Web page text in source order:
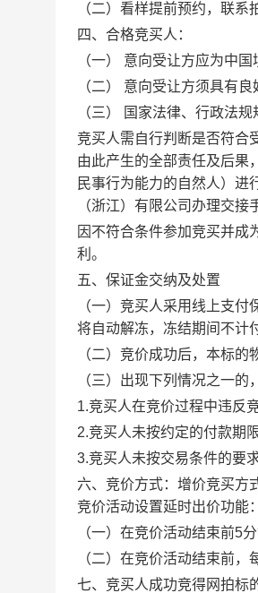
（二）看样提前预约，联系
四、合格竞买人：
（一） 意向受让方应为中
（二） 意向受让方须具有
（三） 国家法律、行政法规
竞买人需自行判断是否符合
由此产生的全部责任及后果
民事行为能力的自然人）进
（浙江）有限公司办理交
因不符合条件参加竞买并成
利。
五、保证金交纳及处置
（一）竞买人采用线上支
将自动解冻，冻结期间不计
（二）竞价成功后，本标
（三）出现下列情况之一的
1.竞买人在竞价过程中违反
2.竞买人未按约定的付款期
3.竞买人未按交易条件的要
六、竞价方式：增价竞买方
竞价活动设置延时出价功能：
（一）在竞价活动结束前5
（二）在竞价活动结束前，
七、竞买人成功竞得网拍标